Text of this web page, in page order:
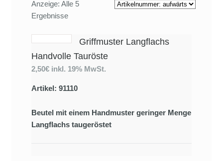
Anzeige: Alle 5
Ergebnisse
Griffmuster Langflachs
Handvolle Tauröste
2,50€ inkl. 19% MwSt.
Artikel: 91110
Beutel mit einem Handmuster geringer Menge
Langflachs taugeröstet